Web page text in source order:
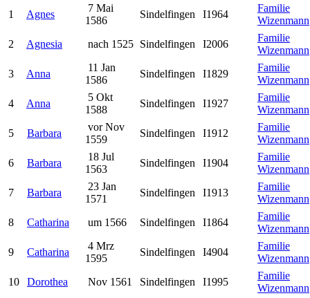
1 Agnes
7 Mai
1586
Sindelfingen I1964
Familie
Wizenmann
2
Agnesia nach 1525 Sindelfingen I2006
Familie
Wizenmann
3
Anna
11 Jan
1586
Sindelfingen I1829
Familie
Wizenmann
4
Anna
5 Okt
1588
Sindelfingen I1927
Familie
Wizenmann
5
Barbara
vor Nov
1559
Sindelfingen I1912
Familie
Wizenmann
6
Barbara
18 Jul
1563
Sindelfingen I1904
Familie
Wizenmann
7
Barbara
23 Jan
1571
Sindelfingen I1913
Familie
Wizenmann
8
Catharina um 1566 Sindelfingen I1864
Familie
Wizenmann
9
Catharina
4 Mrz
1595
Sindelfingen I4904
Familie
Wizenmann
10
Dorothea Nov 1561 Sindelfingen I1995
Familie
Wizenmann